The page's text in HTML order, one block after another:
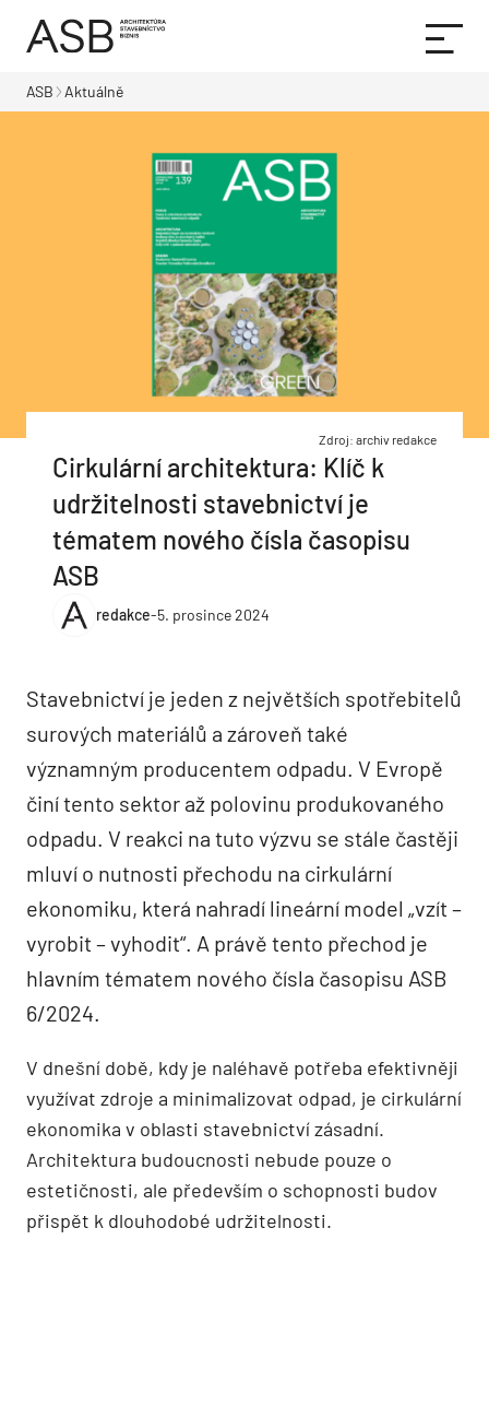
ASB Aktuálně
Zdroj: archiv redakce
Cirkulární architektura: Klíč k
udržitelnosti stavebnictví je
tématem nového čísla časopisu
ASB
redakce-5. prosince 2024
Stavebnictví je jeden z největších spotřebitelů
surových materiálů a zároveň také
významným producentem odpadu. V Evropě
činí tento sektor až polovinu produkovaného
odpadu. V reakci na tuto výzvu se stále častěji
mluví o nutnosti přechodu na cirkulární
ekonomiku, která nahradí lineární model „vzít –
vyrobit – vyhodit“. A právě tento přechod je
hlavním tématem nového čísla časopisu ASB
6/2024.
V dnešní době, kdy je naléhavě potřeba efektivněji
využívat zdroje a minimalizovat odpad, je cirkulární
ekonomika v oblasti stavebnictví zásadní.
Architektura budoucnosti nebude pouze o
estetičnosti, ale především o schopnosti budov
přispět k dlouhodobé udržitelnosti.